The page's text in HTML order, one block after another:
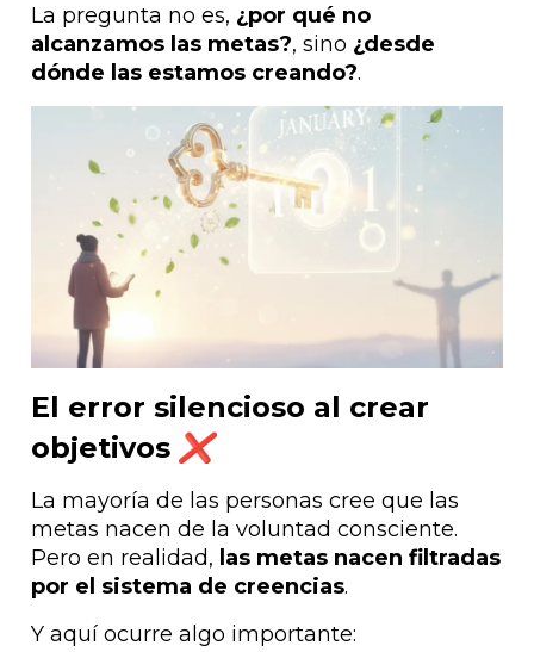
La pregunta no es, ¿por qué no
alcanzamos las metas?, sino ¿desde
dónde las estamos creando?.
El error silencioso al crear
objetivos ❌
La mayoría de las personas cree que las
metas nacen de la voluntad consciente.
Pero en realidad, las metas nacen filtradas
por el sistema de creencias.
Y aquí ocurre algo importante: